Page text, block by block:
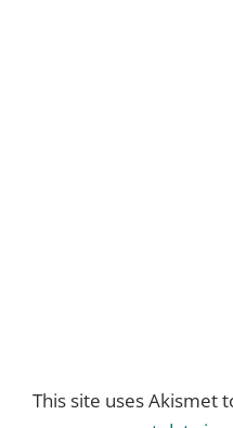
This site uses Akismet